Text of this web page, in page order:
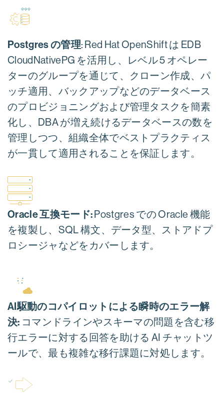
Postgres の管理: Red Hat OpenShift は EDB
CloudNativePG を活用し、レベル 5 オペレー
ターのグループを通じて、クローン作成、パ
ッチ適用、バックアップなどのデータベース
のプロビジョニングおよび管理タスクを簡素
化し、DBA が増え続けるデータベースの数を
管理しつつ、組織全体でベストプラクティス
が一貫して適用されることを保証します。
Oracle 互換モード: Postgres での Oracle 機能
を複製し、SQL 構文、データ型、ストアドプ
ロシージャなどをカバーします。
AI駆動のコパイロットによる瞬時のエラー解
決: コマンドラインやスキーマの問題を含む移
行エラーに対する回答を助ける AI チャットツ
ールで、最も複雑な移行課題に対処します。